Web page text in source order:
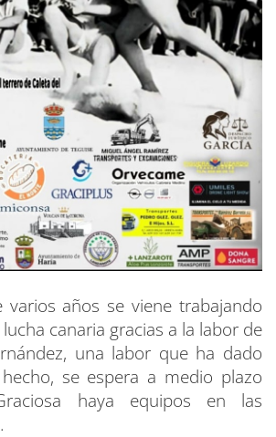
varios años se viene trabajando
canaria gracias a la labor de
una labor que ha dado
se espera a medio plazo
haya equipos en las